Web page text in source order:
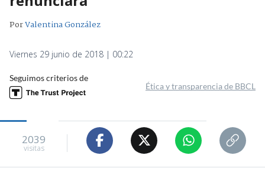
PorValentina González
Viernes 29 junio de 2018 | 00:22
Seguimos criterios de
Ética y transparencia de BBCL
2039
visitas